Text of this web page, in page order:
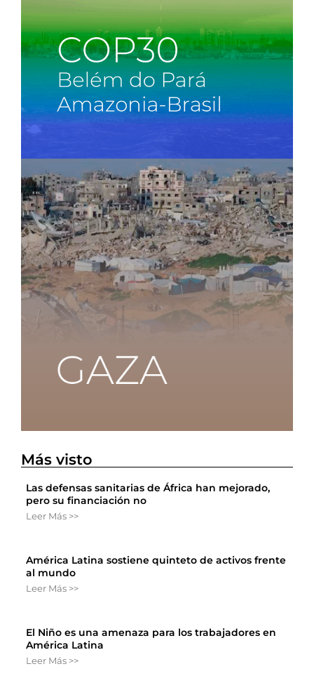
Más visto
Las defensas sanitarias de África han mejorado,
pero su financiación no
Leer Más >>
América Latina sostiene quinteto de activos frente
al mundo
Leer Más >>
El Niño es una amenaza para los trabajadores en
América Latina
Leer Más >>